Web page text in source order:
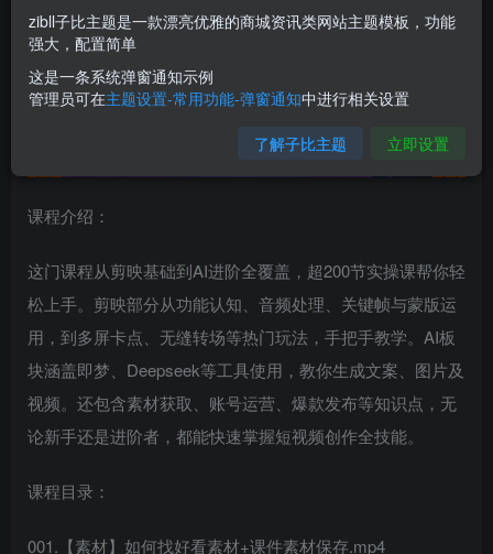
课程介绍：
这门课程从剪映基础到AI进阶全覆盖，超200节实操课帮你轻
松上手。剪映部分从功能认知、音频处理、关键帧与蒙版运
用，到多屏卡点、无缝转场等热门玩法，手把手教学。AI板
块涵盖即梦、Deepseek等工具使用，教你生成文案、图片及
视频。还包含素材获取、账号运营、爆款发布等知识点，无
论新手还是进阶者，都能快速掌握短视频创作全技能。
课程目录：
001.【素材】如何找好看素材+课件素材保存.mp4
zibll子比主题是一款漂亮优雅的商城资讯类网站主题模板，功能
强大，配置简单
这是一条系统弹窗通知示例
管理员可在主题设置-常用功能-弹窗通知中进行相关设置
了解子比主题 立即设置